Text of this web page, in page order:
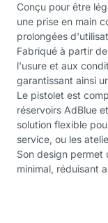
Conçu pour être
une prise en main
prolongées
Fabriqué à partir
l'usure et aux
garantissant ainsi
Le pistolet est
réservoirs AdBlue
solution flexible
service, ou les
Son design permet
minimal, réduisant